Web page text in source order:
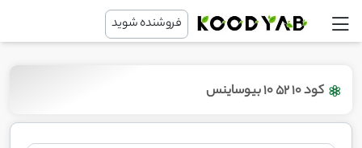
فروشنده شوید
کود 10 52 10 بیوساینس